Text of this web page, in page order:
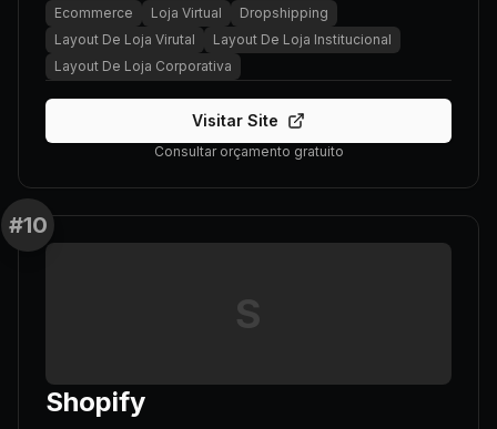
Ecommerce Loja Virtual
Dropshipping
Layout De Loja Virutal
Layout De Loja Institucional
Layout De Loja Corporativa
Visitar Site
Consultar orçamento gratuito
#10
S
Shopify